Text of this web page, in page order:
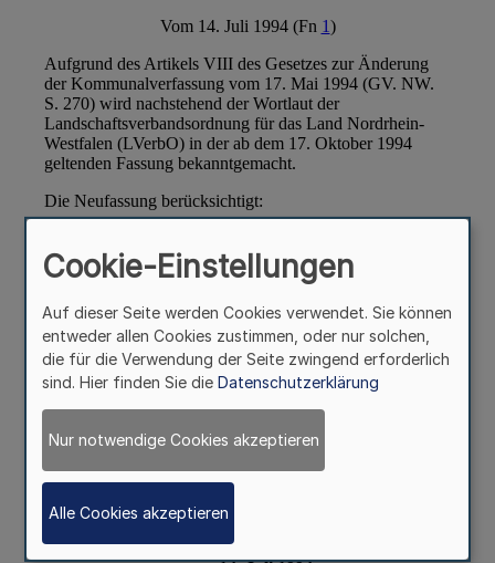
Cookie-Einstellungen
Auf dieser Seite werden Cookies verwendet. Sie können
entweder allen Cookies zustimmen, oder nur solchen,
die für die Verwendung der Seite zwingend erforderlich
sind. Hier finden Sie die Datenschutzerklärung
Nur notwendige Cookies akzeptieren
Alle Cookies akzeptieren